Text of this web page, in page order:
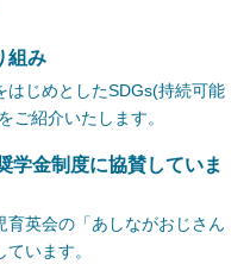
組み
はじめとしたSDGs(持続可能
ご紹介いたします。
学金制度に協賛していま
育英会の「あしながおじさん
います。